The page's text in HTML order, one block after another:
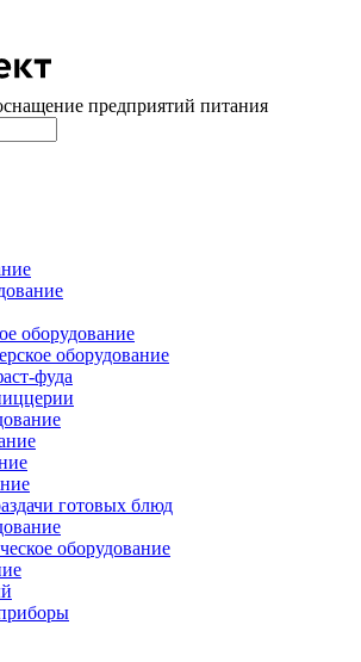
предприятий питания
оборудование
оборудование
фуда
готовых блюд
оборудование